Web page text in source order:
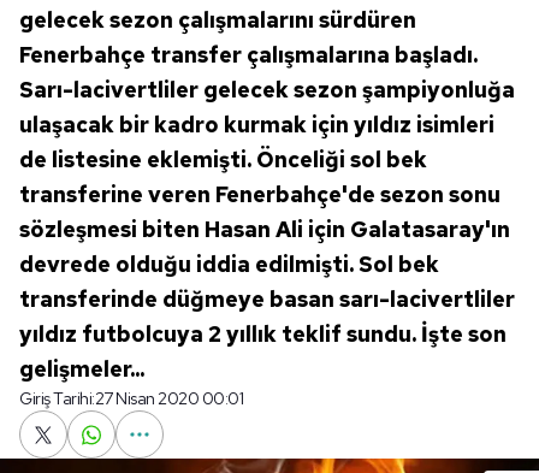
gelecek sezon çalışmalarını sürdüren
Fenerbahçe transfer çalışmalarına başladı.
Sarı-lacivertliler gelecek sezon şampiyonluğa
ulaşacak bir kadro kurmak için yıldız isimleri
de listesine eklemişti. Önceliği sol bek
transferine veren Fenerbahçe'de sezon sonu
sözleşmesi biten Hasan Ali için Galatasaray'ın
devrede olduğu iddia edilmişti. Sol bek
transferinde düğmeye basan sarı-lacivertliler
yıldız futbolcuya 2 yıllık teklif sundu. İşte son
gelişmeler...
Giriş Tarihi:27 Nisan 2020 00:01